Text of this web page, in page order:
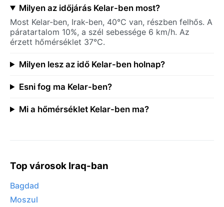
Milyen az időjárás Kelar-ben most?
Most Kelar-ben, Irak-ben, 40°C van, részben felhős. A
páratartalom 10%, a szél sebessége 6 km/h. Az
érzett hőmérséklet 37°C.
Milyen lesz az idő Kelar-ben holnap?
Esni fog ma Kelar-ben?
Mi a hőmérséklet Kelar-ben ma?
Top városok Iraq-ban
Bagdad
Moszul